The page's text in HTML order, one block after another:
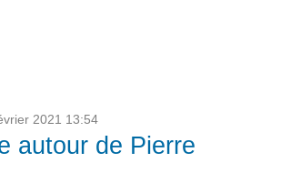
2021 13:54
autour de Pierre